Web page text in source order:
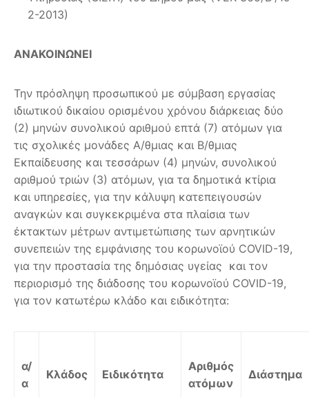
2-2013)
ΑΝΑΚΟΙΝΩΝΕΙ
Την πρόσληψη προσωπικού με σύμβαση εργασίας
ιδιωτικού δικαίου ορισμένου χρόνου διάρκειας δύο
(2) μηνών συνολικού αριθμού επτά (7) ατόμων για
τις σχολικές μονάδες Α/θμιας και Β/θμιας
Εκπαίδευσης και τεσσάρων (4) μηνών, συνολικού
αριθμού τριών (3) ατόμων, για τα δημοτικά κτίρια
και υπηρεσίες, για την κάλυψη κατεπειγουσών
αναγκών και συγκεκριμένα στα πλαίσια των
έκτακτων μέτρων αντιμετώπισης των αρνητικών
συνεπειών της εμφάνισης του κορωνοϊού COVID-19,
για την προστασία της δημόσιας υγείας και τον
περιορισμό της διάδοσης του κορωνοϊού COVID-19,
για τον κατωτέρω κλάδο και ειδικότητα:
α/
α
Κλάδος Ειδικότητα
Αριθμός
ατόμων
Διάστημα